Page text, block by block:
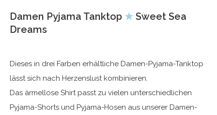
Damen Pyjama Tanktop ★ Sweet Sea
Dreams
Dieses in drei Farben erhältliche Damen-Pyjama-Tanktop
lässt sich nach Herzenslust kombinieren.
Das ärmellose Shirt passt zu vielen unterschiedlichen
Pyjama-Shorts und Pyjama-Hosen aus unserer Damen-